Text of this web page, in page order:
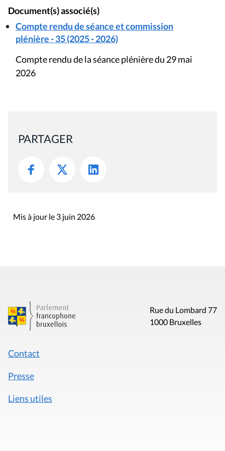
Document(s) associé(s)
Compte rendu de séance et commission
plénière - 35 (2025 - 2026)
Compte rendu de la séance plénière du 29 mai
2026
PARTAGER
Mis à jour le 3 juin 2026
Rue du Lombard 77
1000 Bruxelles
Contact
Presse
Liens utiles